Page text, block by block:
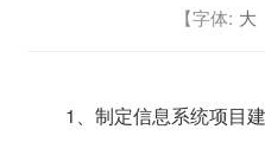
【字体: 大
1、制定信息系统项目建